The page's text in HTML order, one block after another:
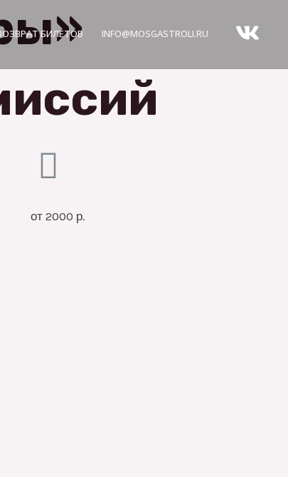
БИЛЕТОВ INFO@MOSGASTROLI.RU
от 2000 р.